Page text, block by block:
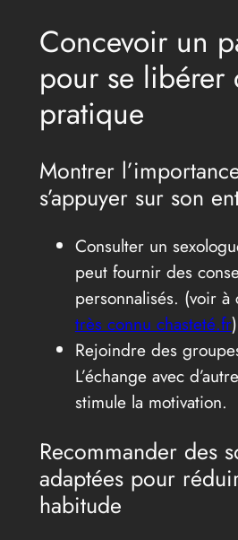
Concevoir un
pour se libérer
pratique
Montrer
s’appuyer sur son
Consulter un
peut fournir des
personnalisés. (voir à
très connu chasteté.fr)
Rejoindre des
L’échange avec
stimule la motivation.
Recommander des
adaptées pour
habitude